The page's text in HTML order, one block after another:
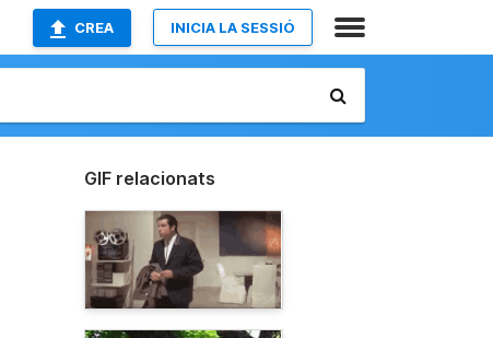
CREA INICIA LA SESSIÓ
GIF relacionats